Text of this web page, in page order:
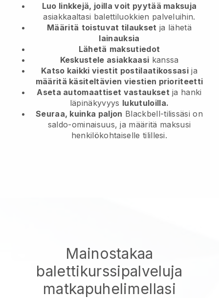
Luo linkkejä, joilla voit pyytää maksuja
asiakkaaltasi balettiluokkien palveluihin.
Määritä toistuvat tilaukset ja lähetä
lainauksia
Lähetä maksutiedot
Keskustele asiakkaasi kanssa
Katso kaikki viestit postilaatikossasi ja
määritä käsiteltävien viestien prioriteetti
Aseta automaattiset vastaukset ja hanki
läpinäkyvyys lukutuloilla.
Seuraa, kuinka paljon Blackbell-tilissäsi on
saldo-ominaisuus, ja määritä maksusi
henkilökohtaiselle tilillesi.
Mainostakaa
balettikurssipalveluja
matkapuhelimellasi